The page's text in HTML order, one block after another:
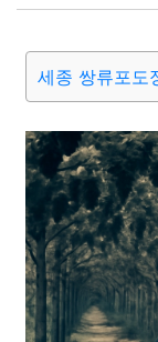
증권 인테리어
게임 스포츠
맛집 IT 컴
의료 의학
교통 생활
세종 쌍류포도